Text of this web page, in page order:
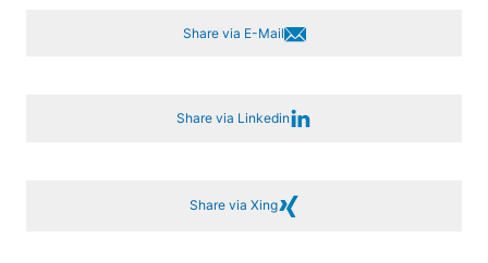
Share via E-Mail
Share via Linkedin
Share via Xing